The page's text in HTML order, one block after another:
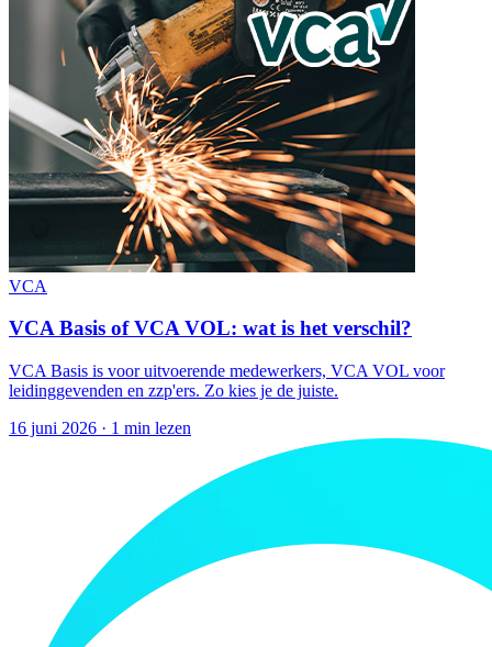
VCA
VCA Basis of VCA VOL: wat is het verschil?
VCA Basis is voor uitvoerende medewerkers, VCA VOL voor
leidinggevenden en zzp'ers. Zo kies je de juiste.
16 juni 2026 · 1 min lezen